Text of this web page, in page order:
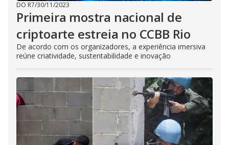
DO R7/30/11/2023
Primeira mostra nacional de
criptoarte estreia no CCBB Rio
De acordo com os organizadores, a experiência imersiva
reúne criatividade, sustentabilidade e inovação